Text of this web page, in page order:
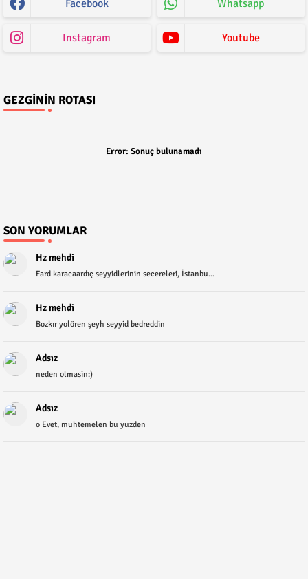
Facebook Whatsapp
Instagram Youtube
GEZGININ ROTASI
Error: Sonuç bulunamadı
SON YORUMLAR
Hz mehdi
Fard karacaardıç seyyidlerinin secereleri, İstanbu...
Hz mehdi
Bozkır yolören şeyh seyyid bedreddin
Adsız
neden olmasin:)
Adsız
o Evet, muhtemelen bu yuzden